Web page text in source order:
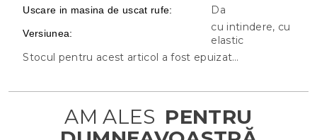
Uscare in masina de uscat rufe: Da
Versiunea:
cu intindere, cu
elastic
Stocul pentru acest articol a fost epuizat…